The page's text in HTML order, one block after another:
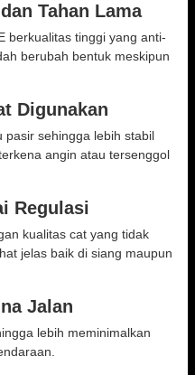
Tahan Lama
berkualitas tinggi yang anti-
berubah bentuk meskipun
Digunakan
pasir sehingga lebih stabil
angin atau tersenggol
Regulasi
kualitas cat yang tidak
jelas baik di siang maupun
Jalan
lebih meminimalkan